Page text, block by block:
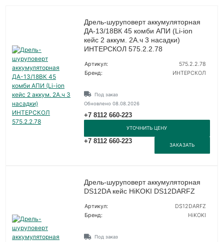
Дрель-шуруповерт аккумуляторная
ДА-13/18ВК 45 комби АПИ (Li-ion
кейс 2 аккум. 2А.ч 3 насадки)
ИНТЕРСКОЛ 575.2.2.78
Артикул:
575.2.2.78
Бренд:
ИНТЕРСКОЛ
Под заказ
Обновлено 08.08.2026
+7 8112 660-223
УТОЧНИТЬ ЦЕНУ
+7 8112 660-223
ЗАКАЗАТЬ
Дрель-шуруповерт аккумуляторная
DS12DA кейс HiKOKI DS12DARFZ
Артикул:
DS12DARFZ
Бренд:
HiKOKI
Под заказ